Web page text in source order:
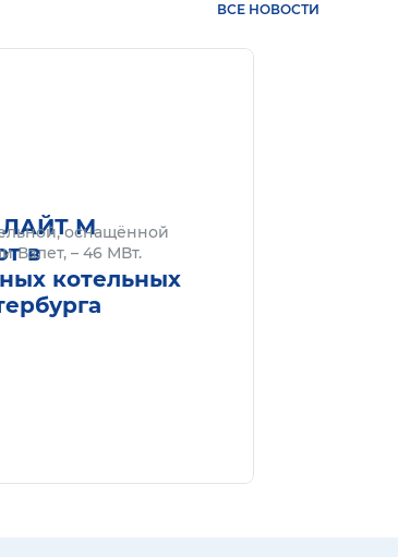
ЛАЙТ М
в
котельных
оснащённой
Взлет, – 46 МВт.
Подробнее
ВСЕ НОВОСТИ